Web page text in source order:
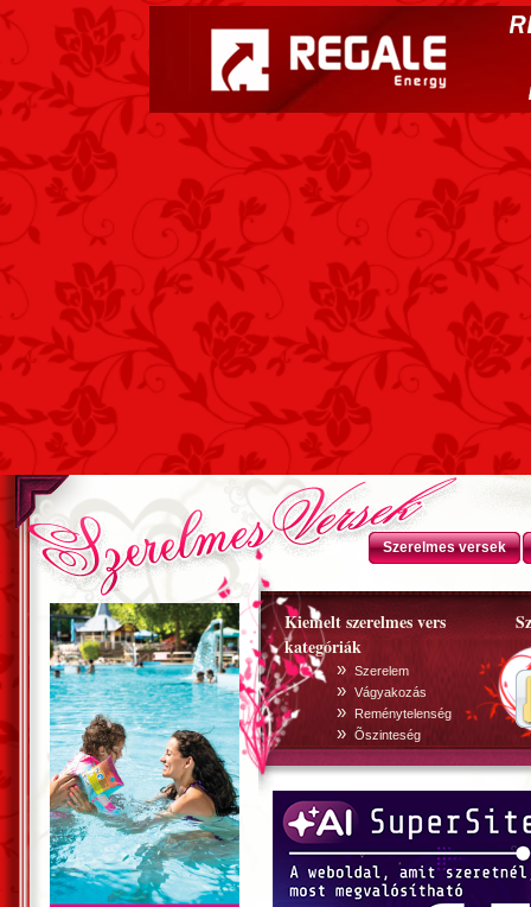
Szerelmes versek
Kiemelt szerelmes vers
kategóriák
» Szerelem
» Vágyakozás
» Reménytelenség
» Õszinteség